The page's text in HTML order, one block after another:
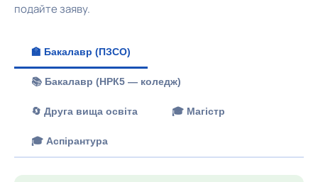
подайте заяву.
🏫 Бакалавр (ПЗСО)
📚 Бакалавр (НРК5 — коледж)
🔄 Друга вища освіта 🎓 Магістр
🎓 Аспірантура